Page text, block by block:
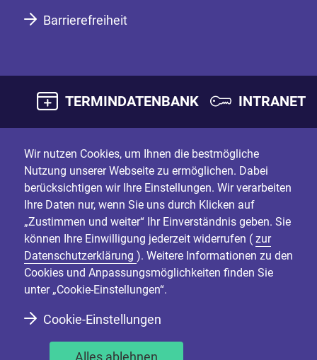
Barrierefreiheit
TERMINDATENBANK INTRANET
Wir nutzen Cookies, um Ihnen die bestmögliche
Nutzung unserer Webseite zu ermöglichen. Dabei
berücksichtigen wir Ihre Einstellungen. Wir verarbeiten
Ihre Daten nur, wenn Sie uns durch Klicken auf
„Zustimmen und weiter“ Ihr Einverständnis geben. Sie
können Ihre Einwilligung jederzeit widerrufen ( zur
Datenschutzerklärung ). Weitere Informationen zu den
Cookies und Anpassungsmöglichkeiten finden Sie
unter „Cookie-Einstellungen“.
Cookie-Einstellungen
Alles ablehnen